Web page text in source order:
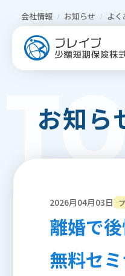
会社情報 お知らせ よ
お知ら
2026月04月03日
離婚で
無料セ